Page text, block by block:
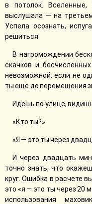
в потолок.
выслушала — на
Успела осознать,
решиться.
В нагромождении
скачков и
невозможной, если не
ты ещё до перемещения
Идёшь по улице,
«Кто ты?»
«Я — это ты через
И через двадцать
точно знать, что
круг. Ошибка в расчете
это «я — это ты через 20
использования